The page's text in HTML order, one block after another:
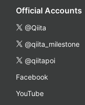
Official Accounts
@Qiita
@qiita_milestone
@qiitapoi
Facebook
YouTube